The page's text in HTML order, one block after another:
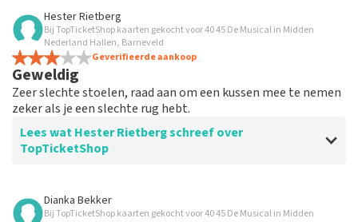
Beoordeling van Anoniem over
Prima
Ik heb eigenlijk niet veel te vertellen, want alles was
gewoon goed geregeld.
Hester Rietberg
Bij TopTicketShop kaarten gekocht voor 40 45 De Musical in Midden
Nederland Hallen, Barneveld
Geverifieerde aankoop
Geweldig
Zeer slechte stoelen, raad aan om een kussen mee te nemen
zeker als je een slechte rug hebt.
Lees wat Hester Rietberg schreef over
TopTicketShop
Beoordeling van Hester Rietberg over
Dianka Bekker
Bij TopTicketShop kaarten gekocht voor 40 45 De Musical in Midden